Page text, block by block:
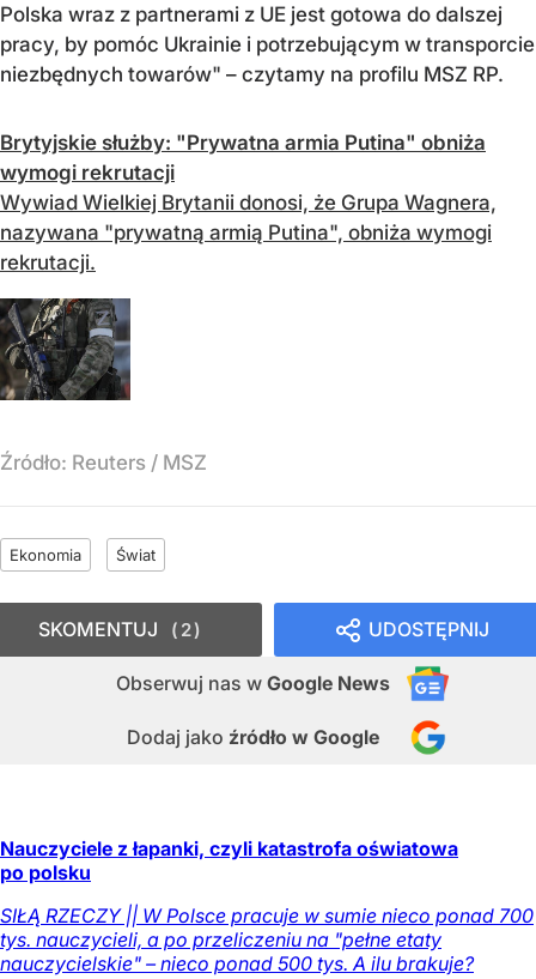
Polska wraz z partnerami z UE jest gotowa do dalszej
pracy, by pomóc Ukrainie i potrzebującym w transporcie
niezbędnych towarów" – czytamy na profilu MSZ RP.
Brytyjskie służby: "Prywatna armia Putina" obniża
wymogi rekrutacji
Wywiad Wielkiej Brytanii donosi, że Grupa Wagnera,
nazywana "prywatną armią Putina", obniża wymogi
rekrutacji.
Źródło: Reuters / MSZ
Ekonomia Świat
UDOSTĘPNIJ
Obserwuj nas w Google News
Dodaj jako źródło w Google
SKOMENTUJ 2
Nauczyciele z łapanki, czyli katastrofa oświatowa
po polsku
SIŁĄ RZECZY || W Polsce pracuje w sumie nieco ponad 700
tys. nauczycieli, a po przeliczeniu na "pełne etaty
nauczycielskie" – nieco ponad 500 tys. A ilu brakuje?